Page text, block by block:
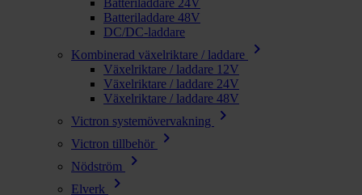
Batteriladdare 24V
Batteriladdare 48V
DC/DC-laddare
Kombinerad växelriktare / laddare
chevron_right
Växelriktare / laddare 12V
Växelriktare / laddare 24V
Växelriktare / laddare 48V
Victron systemövervakning
chevron_right
Victron tillbehör chevron_right
Nödström chevron_right
Elverk chevron_right